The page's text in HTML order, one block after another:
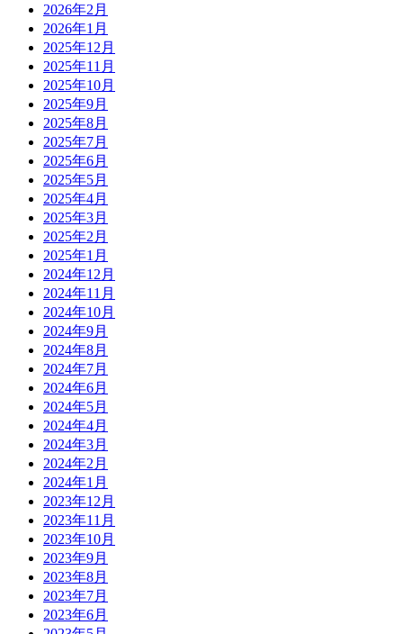
2026年2月
2026年1月
2025年12月
2025年11月
2025年10月
2025年9月
2025年8月
2025年7月
2025年6月
2025年5月
2025年4月
2025年3月
2025年2月
2025年1月
2024年12月
2024年11月
2024年10月
2024年9月
2024年8月
2024年7月
2024年6月
2024年5月
2024年4月
2024年3月
2024年2月
2024年1月
2023年12月
2023年11月
2023年10月
2023年9月
2023年8月
2023年7月
2023年6月